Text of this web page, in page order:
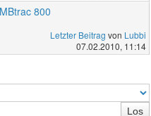
800
Letzter Beitrag von Lubbi
07.02.2010, 11:14